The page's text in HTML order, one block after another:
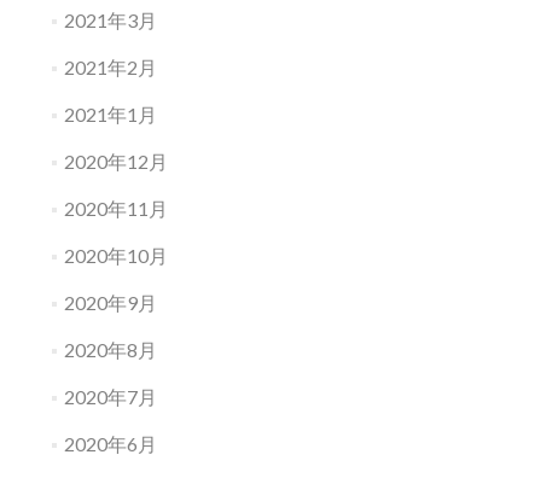
2021年3月
2021年2月
2021年1月
2020年12月
2020年11月
2020年10月
2020年9月
2020年8月
2020年7月
2020年6月